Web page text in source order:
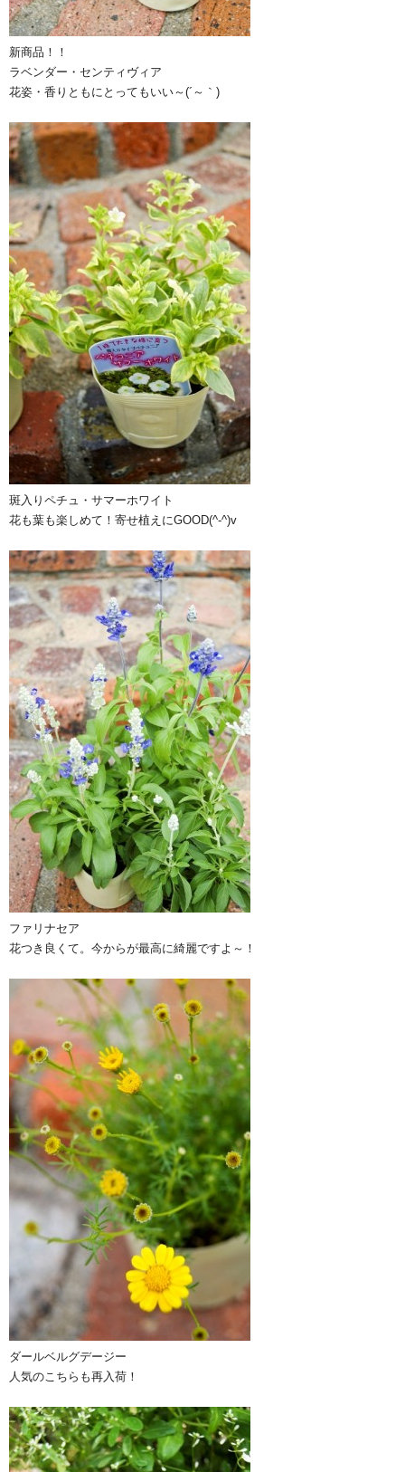
新商品！！
ラベンダー・センティヴィア
花姿・香りともにとってもいい～(´～｀)
斑入りペチュ・サマーホワイト
花も葉も楽しめて！寄せ植えにGOOD(^-^)v
ファリナセア
花つき良くて。今からが最高に綺麗ですよ～！
ダールベルグデージー
人気のこちらも再入荷！